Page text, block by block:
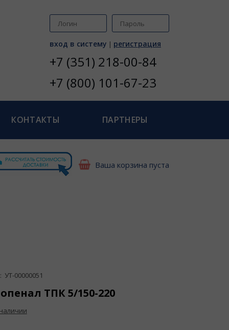
вход в систему | регистрация
+7 (351) 218-00-84
+7 (800) 101-67-23
КОНТАКТЫ ПАРТНЕРЫ
Ваша корзина пуста
00000051
ТПК 5/150-220